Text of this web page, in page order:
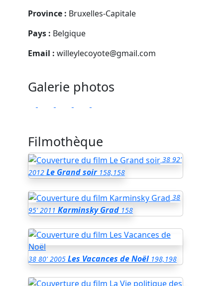
Province : Bruxelles-Capitale
Pays : Belgique
Email : willeylecoyote@gmail.com
Galerie photos
Filmothèque
38 92'
2012 Le Grand soir 158,158
38
95' 2011 Karminsky Grad 158
38 80' 2005 Les Vacances de Noël 198,198